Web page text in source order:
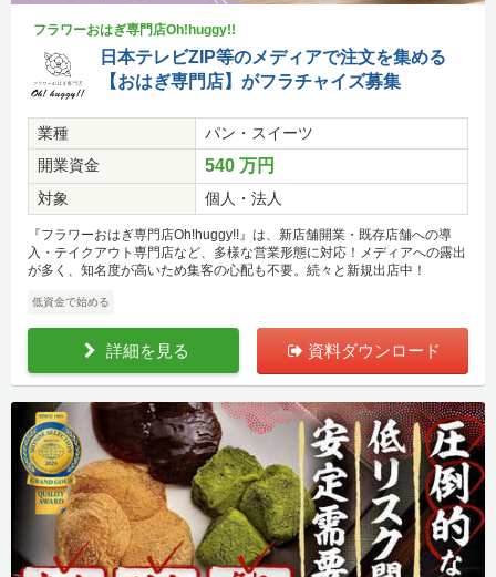
フラワーおはぎ専門店Oh!huggy!!
日本テレビZIP等のメディアで注文を集める
【おはぎ専門店】がフラチャイズ募集
業種
パン・スイーツ
開業資金
540 万円
対象 個人・法人
『フラワーおはぎ専門店Oh!huggy!!』は、新店舗開業・既存店舗への導
入・テイクアウト専門店など、多様な営業形態に対応！メディアへの露出
が多く、知名度が高いため集客の心配も不要。続々と新規出店中！
低資金で始める
詳細を見る 資料ダウンロード